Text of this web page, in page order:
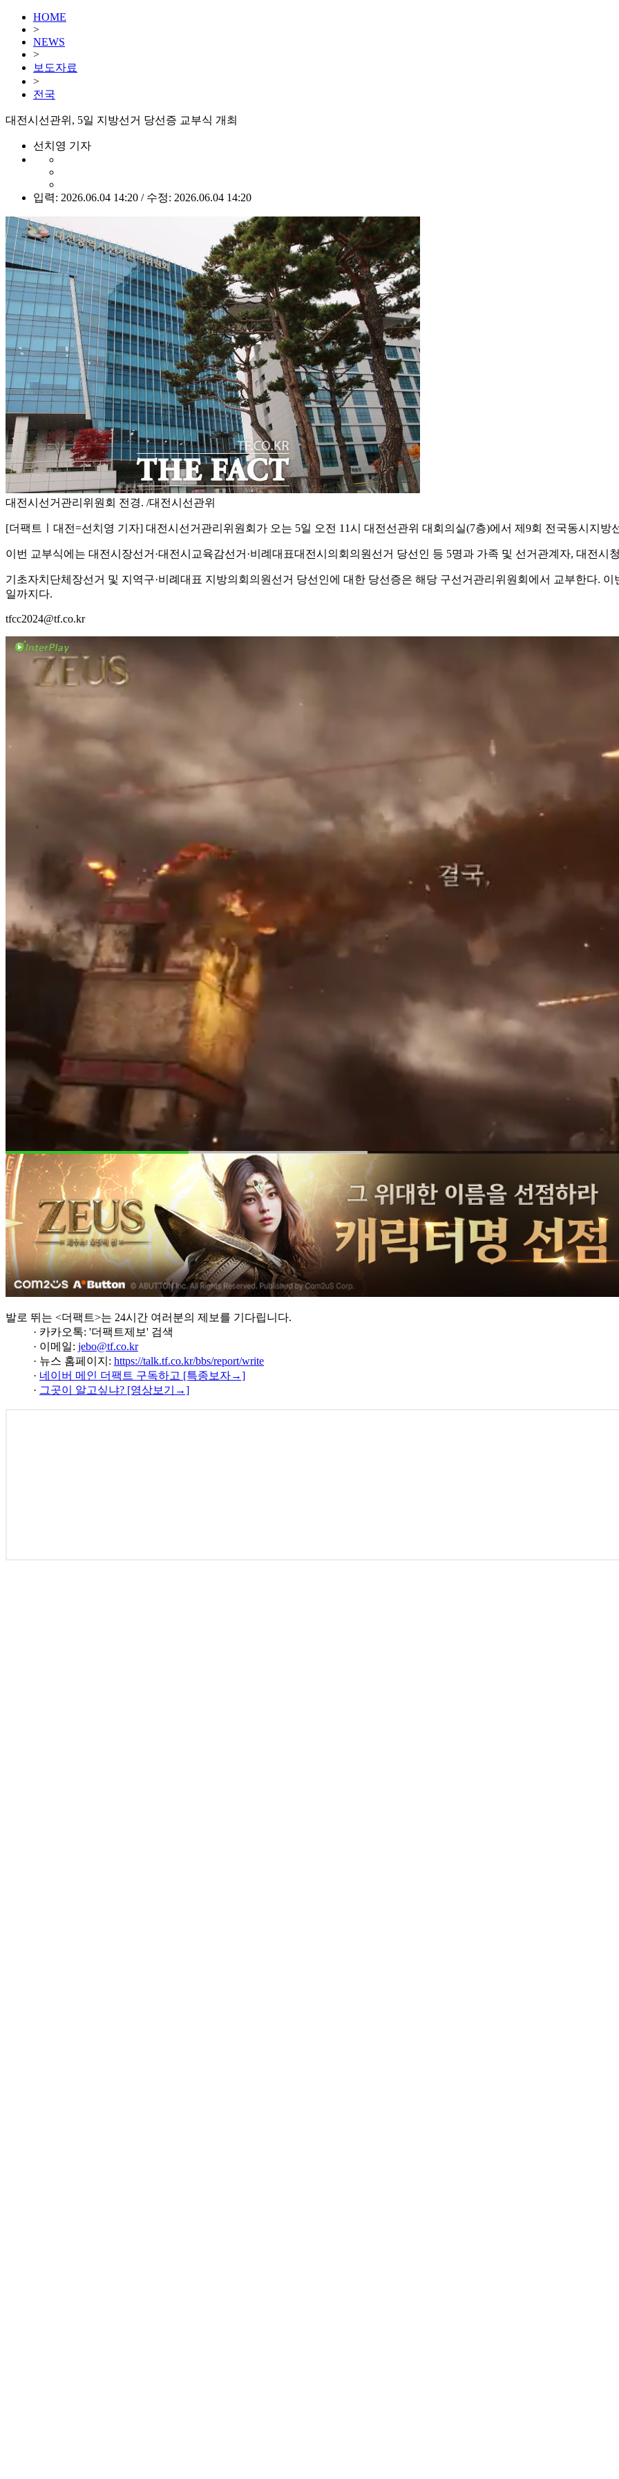
HOME
>
NEWS
>
보도자료
>
전국
대전시선관위, 5일 지방선거 당선증 교부식 개최
선치영 기자
입력: 2026.06.04 14:20 / 수정: 2026.06.04 14:20
대전시선거관리위원회 전경. /대전시선관위
[더팩트ㅣ대전=선치영 기자] 대전시선거관리위원회가 오는 5일 오전 11시 대전선관위 대회의실(7층)에서 제9회 전국동시지
이번 교부식에는 대전시장선거·대전시교육감선거·비례대표대전시의회의원선거 당선인 등 5명과 가족 및 선거관계자, 대전시
기초자치단체장선거 및 지역구·비례대표 지방의회의원선거 당선인에 대한 당선증은 해당 구선거관리위원회에서 교부한다. 이
일까지다.
tfcc2024@tf.co.kr
발로 뛰는 <더팩트>는 24시간 여러분의 제보를 기다립니다.
· 카카오톡: '더팩트제보' 검색
· 이메일: jebo@tf.co.kr
· 뉴스 홈페이지: https://talk.tf.co.kr/bbs/report/write
· 네이버 메인 더팩트 구독하고 [특종보자→]
· 그곳이 알고싶냐? [영상보기→]